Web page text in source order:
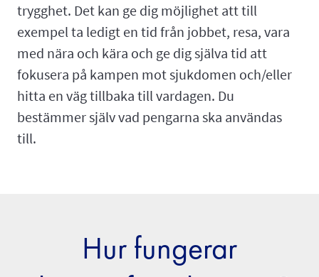
trygghet. Det kan ge dig möjlighet att till
exempel ta ledigt en tid från jobbet, resa, vara
med nära och kära och ge dig själva tid att
fokusera på kampen mot sjukdomen och/eller
hitta en väg tillbaka till vardagen. Du
bestämmer själv vad pengarna ska användas
till.
Hur fungerar